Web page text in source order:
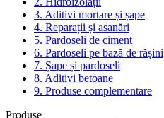
3. Aditivi mortare și șape
4. Reparații și asanări
5. Pardoseli de ciment
6. Pardoseli pe bază de rășini
7. Șape și pardoseli
8. Aditivi betoane
9. Produse complementare
Produse